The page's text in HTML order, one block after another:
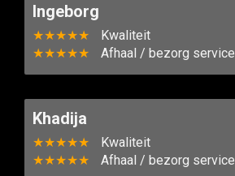
Ingeborg
★★★★★
Kwaliteit
★★★★★
Afhaal / bezorg service
Khadija
★★★★★
Kwaliteit
★★★★★
Afhaal / bezorg service